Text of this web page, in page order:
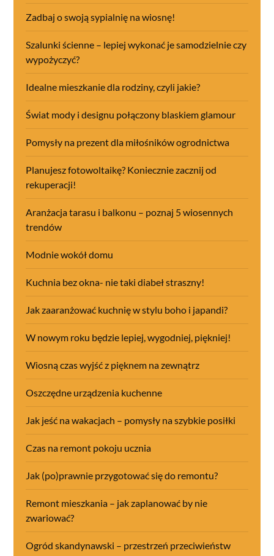
Zadbaj o swoją sypialnię na wiosnę!
Szalunki ścienne – lepiej wykonać je samodzielnie czy
wypożyczyć?
Idealne mieszkanie dla rodziny, czyli jakie?
Świat mody i designu połączony blaskiem glamour
Pomysły na prezent dla miłośników ogrodnictwa
Planujesz fotowoltaikę? Koniecznie zacznij od
rekuperacji!
Aranżacja tarasu i balkonu – poznaj 5 wiosennych
trendów
Modnie wokół domu
Kuchnia bez okna- nie taki diabeł straszny!
Jak zaaranżować kuchnię w stylu boho i japandi?
W nowym roku będzie lepiej, wygodniej, piękniej!
Wiosną czas wyjść z pięknem na zewnątrz
Oszczędne urządzenia kuchenne
Jak jeść na wakacjach – pomysły na szybkie posiłki
Czas na remont pokoju ucznia
Jak (po)prawnie przygotować się do remontu?
Remont mieszkania – jak zaplanować by nie
zwariować?
Ogród skandynawski – przestrzeń przeciwieństw